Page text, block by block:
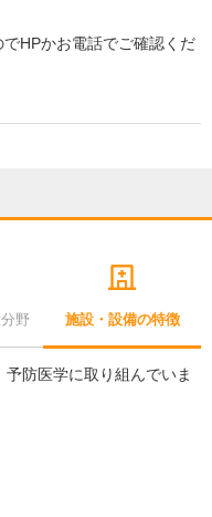
HPかお電話でご確認くだ
野 施設・設備の特徴
防医学に取り組んでいま